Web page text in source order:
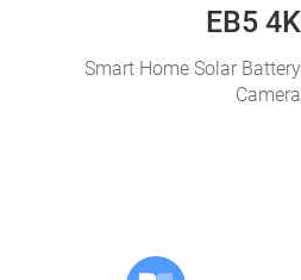
EB5 4K
Smart Home Solar Battery
Camera